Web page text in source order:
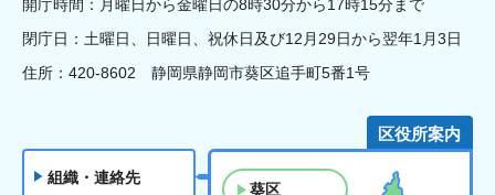
開庁時間：月曜日から金曜日の8時30分から17時15分まで
閉庁日：土曜日、日曜日、祝休日及び12月29日から翌年1月3日
住所：420-8602 静岡県静岡市葵区追手町5番1号
組織・連絡先
区役所案内
葵区